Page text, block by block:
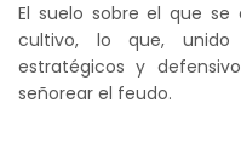
El suelo sobre el que
cultivo, lo que,
estratégicos y
señorear el feudo.